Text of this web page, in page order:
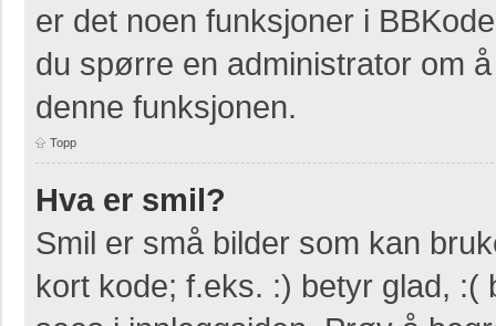
er det noen funksjoner i
du spørre en administrator om
denne funksjonen.
Topp
Hva er smil?
Smil er små bilder som kan
kort kode; f.eks. :) betyr glad,